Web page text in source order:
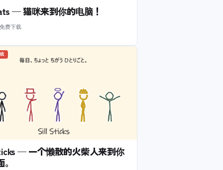
— 猫咪来到你的电脑！
费下载
— 一个懒散的火柴人来到你